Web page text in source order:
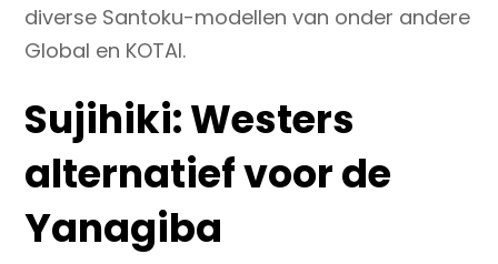
diverse Santoku-modellen van onder andere
Global en KOTAI.
Sujihiki: Westers
alternatief voor de
Yanagiba